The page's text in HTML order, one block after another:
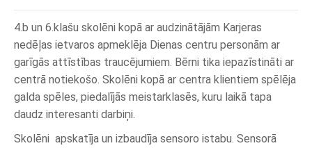
4.b un 6.klašu skolēni kopā ar audzinātājām Karjeras
nedēļas ietvaros apmeklēja Dienas centru personām ar
garīgās attīstības traucējumiem. Bērni tika iepazīstināti ar
centrā notiekošo. Skolēni kopā ar centra klientiem spēlēja
galda spēles, piedalījās meistarklasēs, kuru laikā tapa
daudz interesanti darbiņi.
Skolēni apskatīja un izbaudīja sensoro istabu. Sensorā